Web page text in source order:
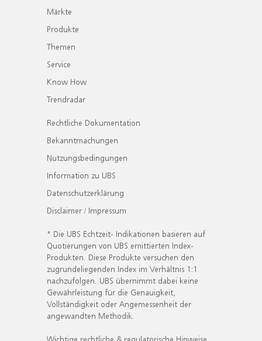
Märkte
Produkte
Themen
Service
Know How
Trendradar
Rechtliche Dokumentation
Bekanntmachungen
Nutzungsbedingungen
Information zu UBS
Datenschutzerklärung
Disclaimer / Impressum
* Die UBS Echtzeit- Indikationen basieren auf
Quotierungen von UBS emittierten Index-
Produkten. Diese Produkte versuchen den
zugrundeliegenden Index im Verhältnis 1:1
nachzufolgen. UBS übernimmt dabei keine
Gewährleistung für die Genauigkeit,
Vollständigkeit oder Angemessenheit der
angewandten Methodik.